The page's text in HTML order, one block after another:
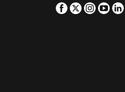
Hoteles en Nueva Jersey
Facebook
Twitter